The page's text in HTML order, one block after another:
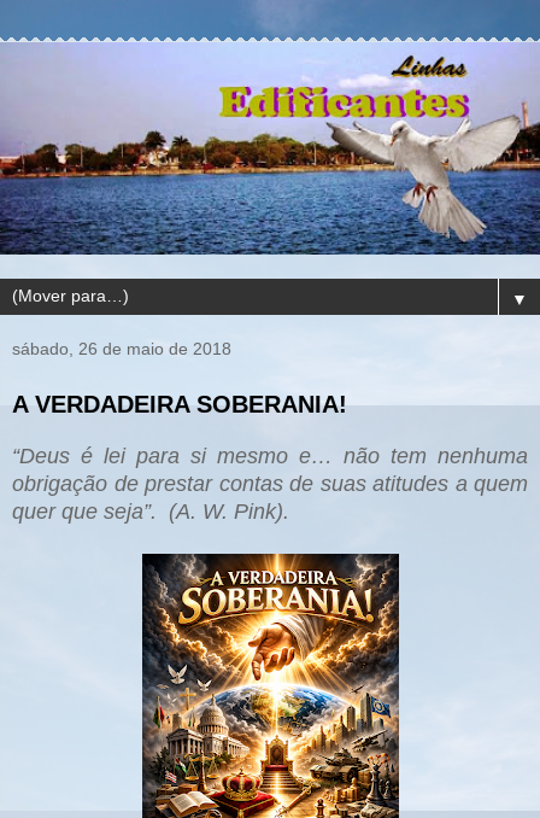
▼
sábado, 26 de maio de 2018
A VERDADEIRA SOBERANIA!
“Deus é lei para si mesmo e… não tem nenhuma
obrigação de prestar contas de suas atitudes a quem
quer que seja”.
(A. W. Pink).